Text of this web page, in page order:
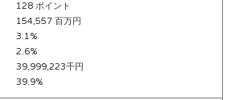
128 ポイント
154,557 百万円
3.1%
2.6%
39,999,223千円
39.9%